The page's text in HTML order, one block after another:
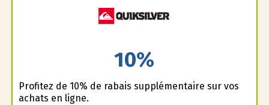
10%
Profitez de 10% de rabais supplémentaire sur vos
achats en ligne.